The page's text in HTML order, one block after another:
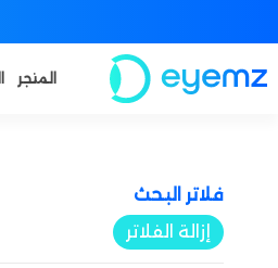
المتجر
فلاتر البحث​
إزالة الفلاتر